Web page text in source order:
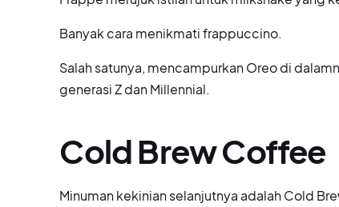
Banyak cara menikmati frappuccino.
Salah satunya, mencampurkan Oreo di
generasi Z dan Millennial.
Cold Brew Coffee
Minuman kekinian selanjutnya adalah Cold